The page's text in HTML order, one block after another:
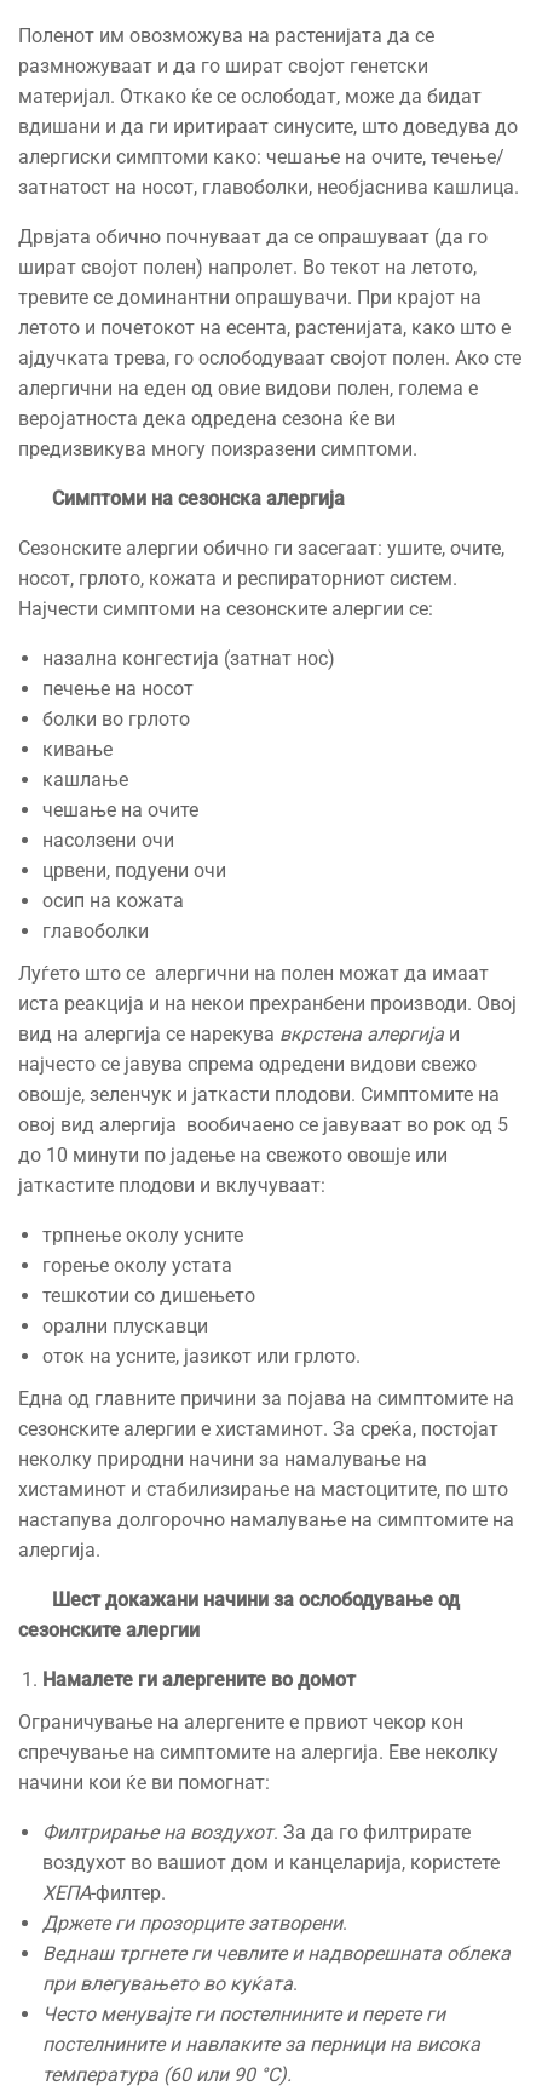
Поленот им овозможува на растенијата да се
размножуваат и да го шират својот генетски
материјал. Откако ќе се ослободат, може да бидат
вдишани и да ги иритираат синусите, што доведува до
алергиски симптоми како: чешање на очите, течење/
затнатост на носот, главоболки, необјаснива кашлица.
Дрвјата обично почнуваат да се опрашуваат (да го
шират својот полен) напролет. Во текот на летото,
тревите се доминантни опрашувачи. При крајот на
летото и почетокот на есента, растенијата, како што е
ајдучката трева, го ослободуваат својот полен. Ако сте
алергични на еден од овие видови полен, голема е
веројатноста дека одредена сезона ќе ви
предизвикува многу поизразени симптоми.
Симптоми на сезонска алергија
Сезонските алергии обично ги засегаат: ушите, очите,
носот, грлото, кожата и респираторниот систем.
Најчести симптоми на сезонските алергии се:
назална конгестија (затнат нос)
печење на носот
болки во грлото
кивање
кашлање
чешање на очите
насолзени очи
црвени, подуени очи
осип на кожата
главоболки
Луѓето што се алергични на полен можат да имаат
иста реакција и на некои прехранбени производи. Овој
вид на алергија се нарекува вкрстена алергија и
најчесто се јавува спрема одредени видови свежо
овошје, зеленчук и јаткасти плодови. Симптомите на
овој вид алергија вообичаено се јавуваат во рок од 5
до 10 минути по јадење на свежото овошје или
јаткастите плодови и вклучуваат:
трпнење околу усните
горење околу устата
тешкотии со дишењето
орални плускавци
оток на усните, јазикот или грлото.
Една од главните причини за појава на симптомите на
сезонските алергии е хистаминот. За среќа, постојат
неколку природни начини за намалување на
хистаминот и стабилизирање на мастоцитите, по што
настапува долгорочно намалување на симптомите на
алергија.
Шест докажани начини за ослободување од
сезонските алергии
Намалете ги алергените во домот
Ограничување на алергените е првиот чекор кон
спречување на симптомите на алергија. Еве неколку
начини кои ќе ви помогнат:
Филтрирање на воздухот. За да го филтрирате
воздухот во вашиот дом и канцеларија, користете
ХЕПА-филтер.
Држете ги прозорците затворени.
Веднаш тргнете ги чевлите и надворешната облека
при влегувањето во куќата.
Често менувајте ги постелнините и перете ги
постелнините и навлаките за перници на висока
температура (60 или 90 °С).